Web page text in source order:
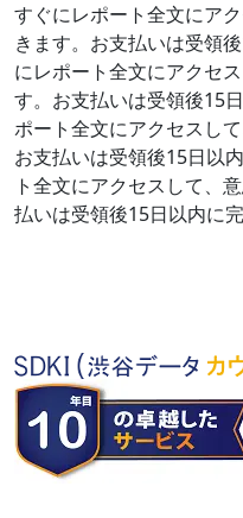
すぐにレポート全文にア
きます。お支払いは受領
にレポート全文にアクセ
す。お支払いは受領後15
ポート全文にアクセスし
お支払いは受領後15日以
ト全文にアクセスして、
払いは受領後15日以内に完